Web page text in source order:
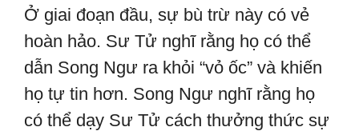
Ở giai đoạn đầu, sự bù trừ này có vẻ
hoàn hảo. Sư Tử nghĩ rằng họ có thể
dẫn Song Ngư ra khỏi “vỏ ốc” và khiến
họ tự tin hơn. Song Ngư nghĩ rằng họ
có thể dạy Sư Tử cách thưởng thức sự